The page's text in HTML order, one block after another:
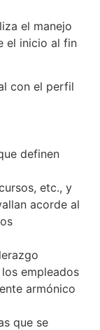
el manejo
el inicio al fin
con el perfil
definen
etc., y
acorde al
empleados
armónico
que se